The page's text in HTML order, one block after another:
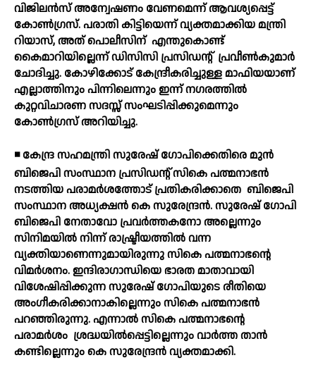
വിജിലന്‍സ് അന്വേഷണം വേണമെന്ന് ആവശ്യപ്പെട്ട്
കോണ്‍ഗ്രസ്. പരാതി കിട്ടിയെന്ന് വ്യക്തമാക്കിയ മന്ത്രി
റിയാസ്, അത് പൊലീസിന് എന്തുകൊണ്ട്
കൈമാറിയില്ലെന്ന് ഡിസിസി പ്രസിഡന്റ് പ്രവീണ്‍കുമാര്‍
ചോദിച്ചു. കോഴിക്കോട് കേന്ദ്രീകരിച്ചുള്ള മാഫിയയാണ്
എല്ലാത്തിനും പിന്നിലെന്നും ഇന്ന് നഗരത്തില്‍
കുറ്റവിചാരണ സദസ്സ് സംഘടിപ്പിക്കുമെന്നും
കോണ്‍ഗ്രസ് അറിയിച്ചു.
◾ കേന്ദ്ര സഹമന്ത്രി സുരേഷ് ഗോപിക്കെതിരെ മുന്‍
ബിജെപി സംസ്ഥാന പ്രസിഡന്റ് സികെ പത്മനാഭന്‍
നടത്തിയ പരാമര്‍ശത്തോട് പ്രതികരിക്കാതെ ബിജെപി
സംസ്ഥാന അധ്യക്ഷന്‍ കെ സുരേന്ദ്രന്‍. സുരേഷ് ഗോപി
ബിജെപി നേതാവോ പ്രവര്‍ത്തകനോ അല്ലെന്നും
സിനിമയില്‍ നിന്ന് രാഷ്ട്രീയത്തില്‍ വന്ന
വ്യക്തിയാണെന്നുമായിരുന്നു സികെ പത്മനാഭന്റെ
വിമര്‍ശനം. ഇന്ദിരാഗാന്ധിയെ ഭാരത മാതാവായി
വിശേഷിപ്പിക്കുന്ന സുരേഷ് ഗോപിയുടെ രീതിയെ
അംഗീകരിക്കാനാകില്ലെന്നും സികെ പത്മനാഭന്‍
പറഞ്ഞിരുന്നു. എന്നാല്‍ സികെ പത്മനാഭന്റെ
പരാമര്‍ശം ശ്രദ്ധയില്‍പ്പെട്ടില്ലെന്നും വാര്‍ത്ത താന്‍
കണ്ടില്ലെന്നും കെ സുരേന്ദ്രന്‍ വ്യക്തമാക്കി.